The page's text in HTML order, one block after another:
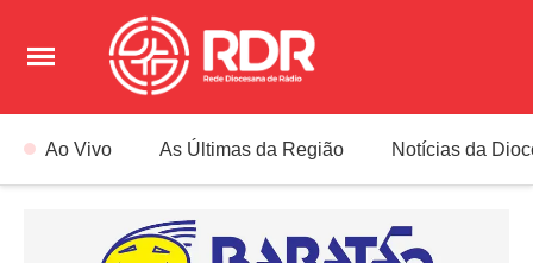
Ao Vivo As Últimas da Região Notícias da